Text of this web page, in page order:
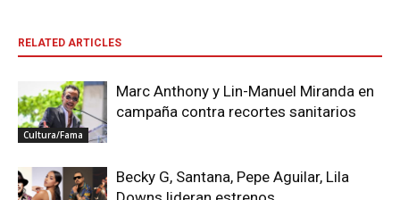
RELATED ARTICLES
Cultura/Fama
Marc Anthony y Lin-Manuel Miranda en
campaña contra recortes sanitarios
Becky G, Santana, Pepe Aguilar, Lila